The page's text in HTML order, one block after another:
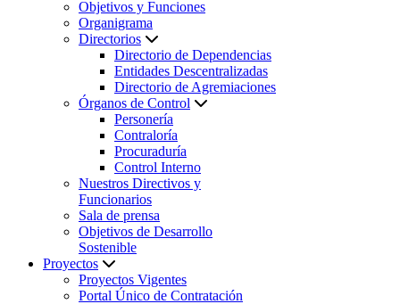
Objetivos y Funciones
Organigrama
Directorios
Directorio de Dependencias
Entidades Descentralizadas
Directorio de Agremiaciones
Órganos de Control
Personería
Contraloría
Procuraduría
Control Interno
Nuestros Directivos y
Funcionarios
Sala de prensa
Objetivos de Desarrollo
Sostenible
Proyectos
Proyectos Vigentes
Portal Único de Contratación